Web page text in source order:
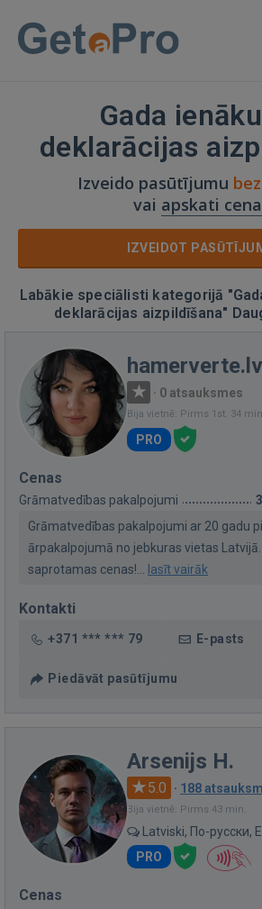
Gada
deklarācijas
Izveido pasūtījumu
vai apskati
IZVEIDOT
Labākie speciālisti kategorijā
deklarācijas aizpildīšana"
· 0 atsauksmes
Bija vietnē: Pirms 1st. 34
PRO
Cenas
Grāmatvedības pakalpojumi
Grāmatvedības pakalpojumi ar 20 gadu
ārpakalpojumā no jebkuras vietas
saprotamas cenas!...
lasīt vairāk
Kontakti
+371 *** *** 79 E-pasts
Piedāvāt pasūtījumu
Arsenijs H.
5.0 · 188
Bija vietnē: Pirms 43 min.
Latviski, По-русски,
PRO
Cenas